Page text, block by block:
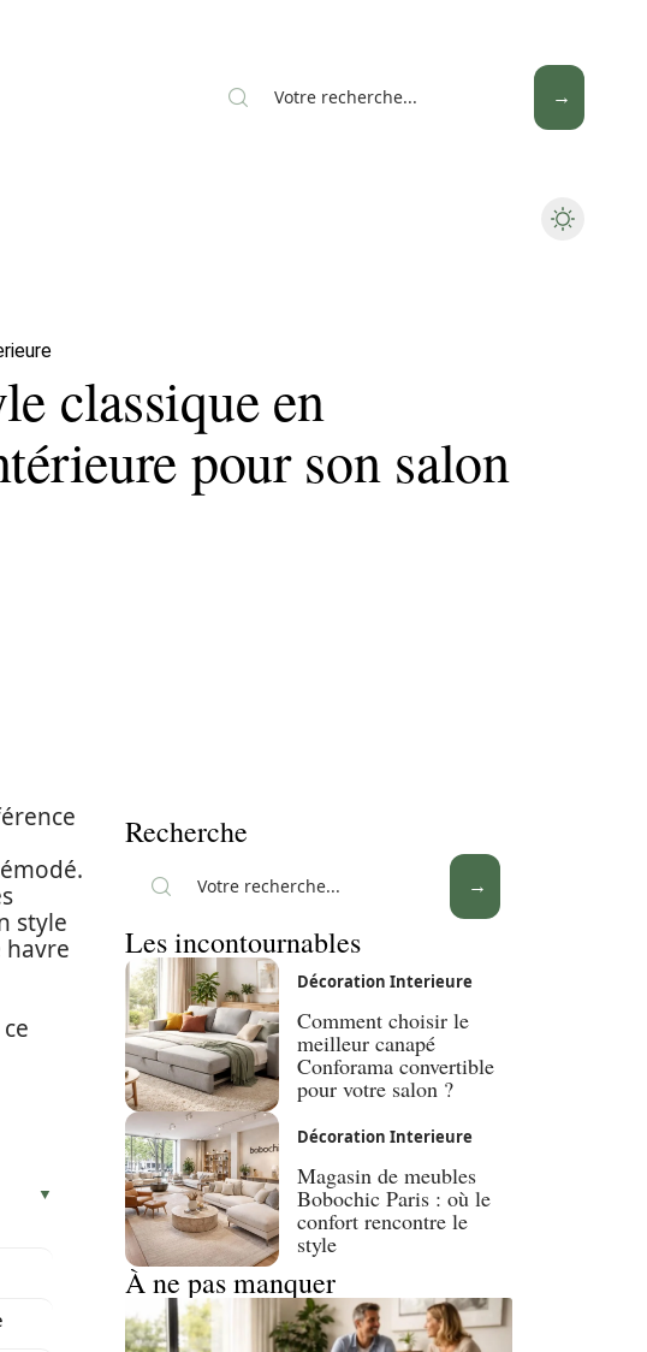
classique en
pour son salon
style
havre
Recherche
Les incontournables
Décoration Interieure
Comment choisir le
meilleur canapé
Conforama convertible
pour votre salon ?
Décoration Interieure
Magasin de meubles
Bobochic Paris : où le
confort rencontre le
style
À ne pas manquer